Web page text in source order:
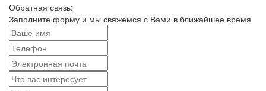
Обратная связь:
Заполните форму и мы свяжемся с Вами в ближайшее время